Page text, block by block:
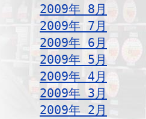
2009年 8月
2009年 7月
2009年 6月
2009年 5月
2009年 4月
2009年 3月
2009年 2月